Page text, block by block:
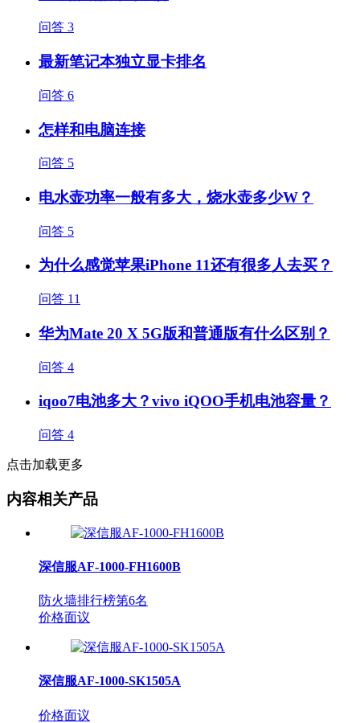
问答 3
最新笔记本独立显卡排名
问答 6
怎样和电脑连接
问答 5
电水壶功率一般有多大，烧水壶多少W？
问答 5
为什么感觉苹果iPhone 11还有很多人去买？
问答 11
华为Mate 20 X 5G版和普通版有什么区别？
问答 4
iqoo7电池多大？vivo iQOO手机电池容量？
问答 4
点击加载更多
内容相关产品
深信服AF-1000-FH1600B
防火墙排行榜第6名
价格面议
深信服AF-1000-SK1505A
价格面议